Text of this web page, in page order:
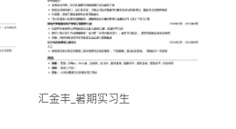
汇金丰_暑期实习生